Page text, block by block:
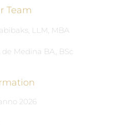
Team
LLM, MBA
Medina BA, BSc
2026